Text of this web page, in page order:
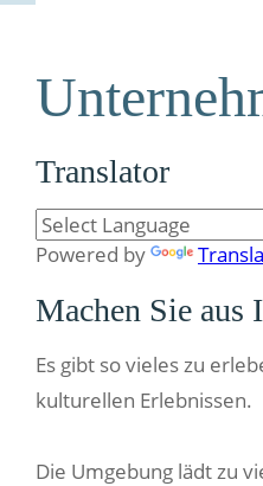
Translator
Powered by
Machen Sie aus
Es gibt so vieles zu
kulturellen Erlebnissen.
Die Umgebung lädt zu